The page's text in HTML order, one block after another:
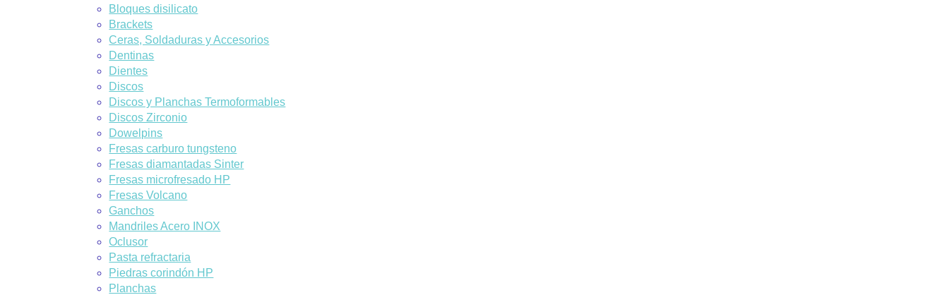
Bloques disilicato
Brackets
Ceras, Soldaduras y Accesorios
Dentinas
Dientes
Discos
Discos y Planchas Termoformables
Discos Zirconio
Dowelpins
Fresas carburo tungsteno
Fresas diamantadas Sinter
Fresas microfresado HP
Fresas Volcano
Ganchos
Mandriles Acero INOX
Oclusor
Pasta refractaria
Piedras corindón HP
Planchas